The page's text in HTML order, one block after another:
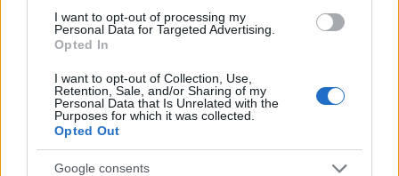
I want to opt-out of processing my
Personal Data for Targeted Advertising.
Opted In
I want to opt-out of Collection, Use,
Retention, Sale, and/or Sharing of my
Personal Data that Is Unrelated with the
Purposes for which it was collected.
Opted Out
Google consents